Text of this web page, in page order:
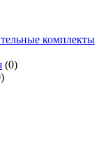
комплекты
(0)